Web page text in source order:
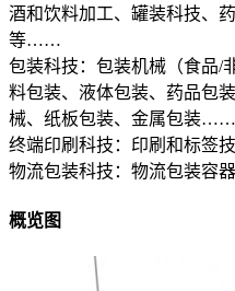
酒和饮料加工、罐装科技、
等……
包装科技：包装机械（食品/
料包装、液体包装、药品包
械、纸板包装、金属包装……
终端印刷科技：印刷和标签
物流包装科技：物流包装容
概览图